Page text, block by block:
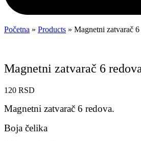
Početna » Products » Magnetni zatvarač
Magnetni zatvarač 6
120 RSD
Magnetni zatvarač 6 redova.
Boja čelika